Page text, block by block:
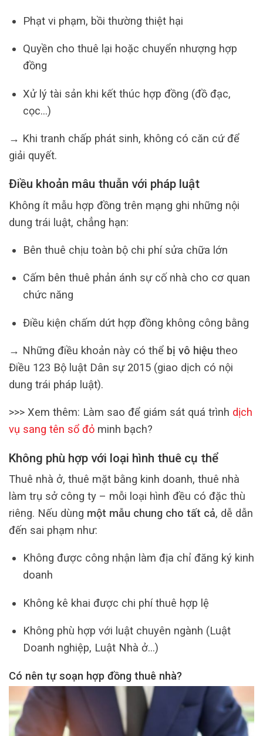
Phạt vi phạm, bồi thường thiệt hại
Quyền cho thuê lại hoặc chuyển nhượng hợp
đồng
Xử lý tài sản khi kết thúc hợp đồng (đồ đạc,
cọc…)
→ Khi tranh chấp phát sinh, không có căn cứ để
giải quyết.
Điều khoản mâu thuẫn với pháp luật
Không ít mẫu hợp đồng trên mạng ghi những nội
dung trái luật, chẳng hạn:
Bên thuê chịu toàn bộ chi phí sửa chữa lớn
Cấm bên thuê phản ánh sự cố nhà cho cơ quan
chức năng
Điều kiện chấm dứt hợp đồng không công bằng
→ Những điều khoản này có thể bị vô hiệu theo
Điều 123 Bộ luật Dân sự 2015 (giao dịch có nội
dung trái pháp luật).
>>> Xem thêm: Làm sao để giám sát quá trình dịch
vụ sang tên sổ đỏ minh bạch?
Không phù hợp với loại hình thuê cụ thể
Thuê nhà ở, thuê mặt bằng kinh doanh, thuê nhà
làm trụ sở công ty – mỗi loại hình đều có đặc thù
riêng. Nếu dùng một mẫu chung cho tất cả, dễ dẫn
đến sai phạm như:
Không được công nhận làm địa chỉ đăng ký kinh
doanh
Không kê khai được chi phí thuê hợp lệ
Không phù hợp với luật chuyên ngành (Luật
Doanh nghiệp, Luật Nhà ở…)
Có nên tự soạn hợp đồng thuê nhà?